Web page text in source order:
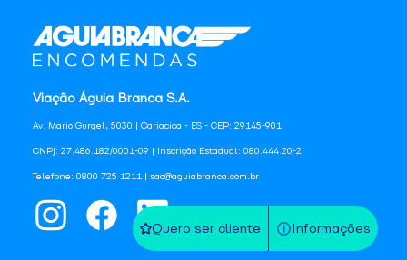
Quero ser cliente Informações
Viação Águia Branca S.A.
Av. Mario Gurgel, 5030 | Cariacica - ES - CEP: 29145-901
CNPJ: 27.486.182/0001-09 | Inscrição Estadual: 080.444.20-2
Telefone: 0800 725 1211 | sac@aguiabranca.com.br